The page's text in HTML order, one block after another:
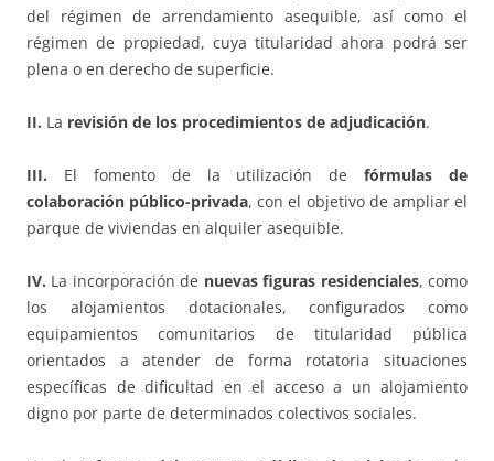
del régimen de arrendamiento asequible, así como el
régimen de propiedad, cuya titularidad ahora podrá ser
plena o en derecho de superficie.
II. La revisión de los procedimientos de adjudicación.
III. El fomento de la utilización defórmulas de
colaboración público-privada, con el objetivo de ampliar el
parque de viviendas en alquiler asequible.
IV. La incorporación de nuevas figuras residenciales, como
los alojamientos dotacionales, configurados como
equipamientos comunitarios de titularidad pública
orientados a atender de forma rotatoria situaciones
específicas de dificultad en el acceso a un alojamiento
digno por parte de determinados colectivos sociales.